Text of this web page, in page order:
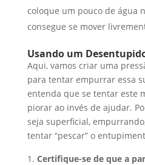
coloque um pouco de água
consegue se mover
Usando um
Aqui, vamos criar uma
para tentar empurrar essa
entenda que se tentar este
piorar ao invés de ajudar.
seja superficial,
tentar “pescar” o
Certifique-se de que a